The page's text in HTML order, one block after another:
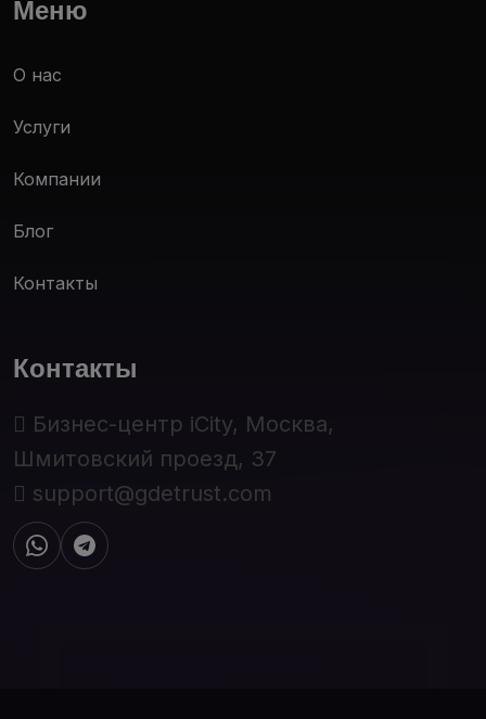
Меню
О нас
Услуги
Компании
Блог
Контакты
Контакты
Бизнес-центр iCity, Москва,
Шмитовский проезд, 37
support@gdetrust.com